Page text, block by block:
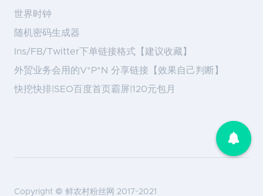
世界时钟
随机密码生成器
Ins/FB/Twitter下单链接格式【建议收藏】
外贸业务会用的V*P*N 分享链接【效果自己判断】
快挖快排|SEO百度首页霸屏|120元包月
Copyright © 鲜农村粉丝网 2017~2021